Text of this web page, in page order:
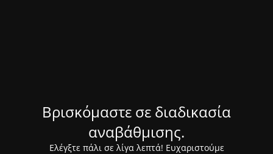
Βρισκόμαστε σε διαδικασία
αναβάθμισης.
Ελέγξτε πάλι σε λίγα λεπτά! Ευχαριστούμε